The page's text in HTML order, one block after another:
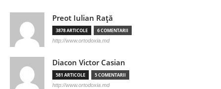
Preot Iulian Raţă
3878 ARTICOLE 6 COMENTARII
http://www.ortodoxia.md
Diacon Victor Casian
581 ARTICOLE 5 COMENTARII
http://www.ortodoxia.md